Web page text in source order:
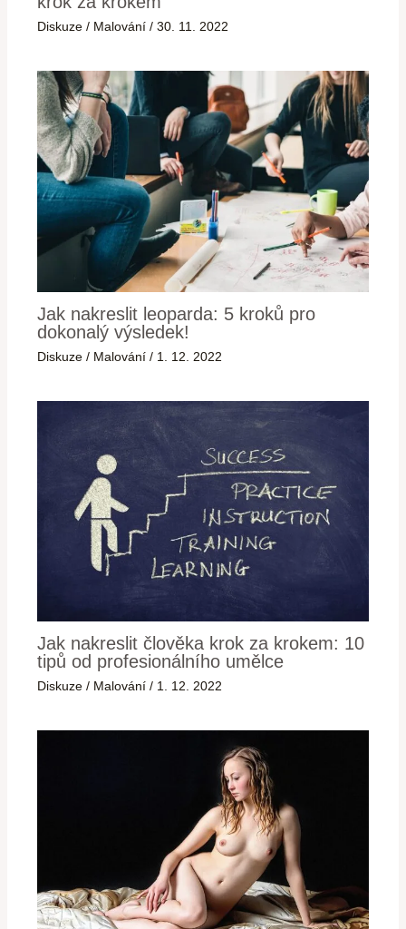
Diskuze / Malování /30. 11. 2022
Jak nakreslit leoparda: 5 kroků pro
dokonalý výsledek!
Diskuze / Malování / 1. 12. 2022
Jak nakreslit člověka krok za krokem: 10
tipů od profesionálního umělce
Diskuze / Malování / 1. 12. 2022